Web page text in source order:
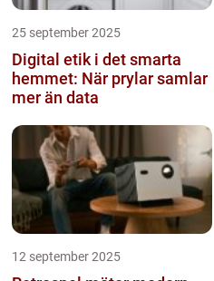
25 september 2025
Digital etik i det smarta
hemmet: När prylar samlar
mer än data
12 september 2025